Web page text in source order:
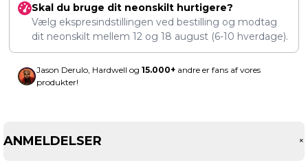
Skal du bruge dit neonskilt hurtigere?
Vælg ekspresindstillingen ved bestilling og modtag
dit neonskilt mellem 12 og 18 august (6-10 hverdage).
Jason Derulo, Hardwell og 15.000+ andre er fans af vores
produkter!
ANMELDELSER +